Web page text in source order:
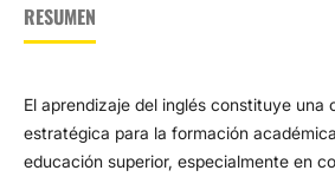
RESUMEN
El aprendizaje del inglés constituye una
estratégica para la formación
educación superior, especialmente en